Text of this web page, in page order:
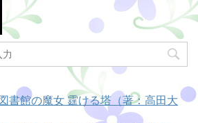
書館の魔女 霆ける塔（著：高田大